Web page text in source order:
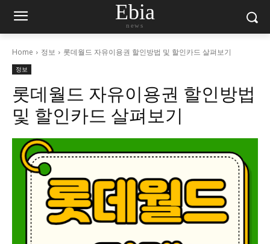
Ebia
news
Home 정보 롯데월드 자유이용권 할인방법 및 할인카드 살펴보기
정보
롯데월드 자유이용권 할인방법
및 할인카드 살펴보기